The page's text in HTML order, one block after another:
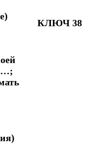
КЛЮЧ 38